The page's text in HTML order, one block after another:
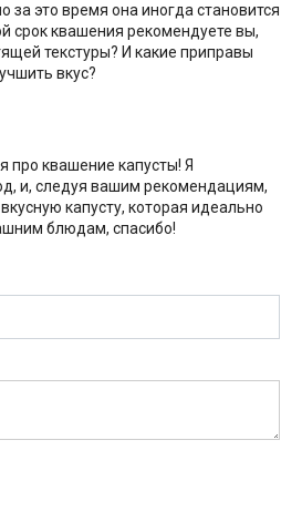
за это время она иногда становится
срок квашения рекомендуете вы,
текстуры? И какие приправы
вкус?
про квашение капусты! Я
и, следуя вашим рекомендациям,
капусту, которая идеально
блюдам, спасибо!